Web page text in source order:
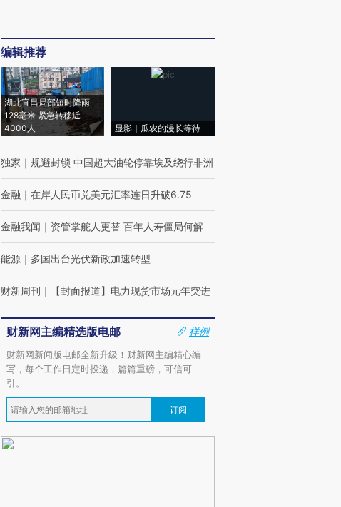
编辑推荐
湖北宜昌局部短时降雨
128毫米 紧急转移近
4000人
显影｜瓜农的漫长等待
独家 ｜ 规避封锁 中国超大油轮停靠埃及绕行非洲
金融 ｜ 在岸人民币兑美元汇率连日升破6.75
金融我闻 ｜ 资管掌舵人更替 百年人寿僵局何解
能源 ｜ 多国出台光伏新政加速转型
财新周刊 ｜ 【封面报道】电力现货市场元年突进
财新网主编精选版电邮
样例
财新网新闻版电邮全新升级！财新网主编精心编
写，每个工作日定时投递，篇篇重磅，可信可
引。
订阅